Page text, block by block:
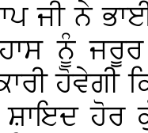
ਜੀ ਨੇ
ਨੂੰ
ਹੋਵੇਗੀ
ਹੋਰ